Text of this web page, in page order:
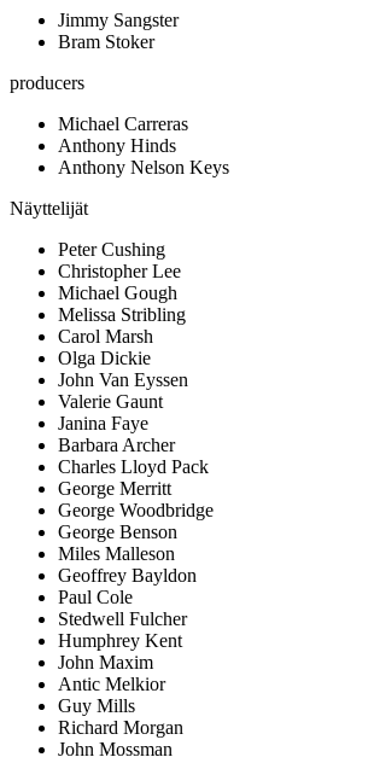
Jimmy Sangster
Bram Stoker
producers
Michael Carreras
Anthony Hinds
Anthony Nelson Keys
Näyttelijät
Peter Cushing
Christopher Lee
Michael Gough
Melissa Stribling
Carol Marsh
Olga Dickie
John Van Eyssen
Valerie Gaunt
Janina Faye
Barbara Archer
Charles Lloyd Pack
George Merritt
George Woodbridge
George Benson
Miles Malleson
Geoffrey Bayldon
Paul Cole
Stedwell Fulcher
Humphrey Kent
John Maxim
Antic Melkior
Guy Mills
Richard Morgan
John Mossman